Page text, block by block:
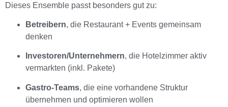
Dieses Ensemble passt besonders gut zu:
Betreibern, die Restaurant + Events gemeinsam
denken
Investoren/Unternehmern, die Hotelzimmer aktiv
vermarkten (inkl. Pakete)
Gastro-Teams, die eine vorhandene Struktur
übernehmen und optimieren wollen